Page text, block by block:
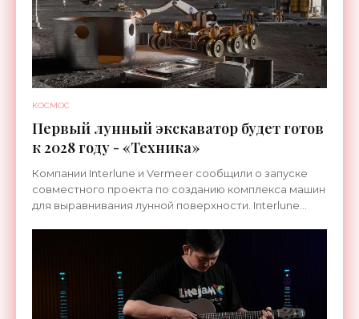
КОСМОС
Первый лунный экскаватор будет готов
к 2028 году - «Техника»
Компании Interlune и Vermeer сообщили о запуске
совместного проекта по созданию комплекса машин
для выравнивания лунной поверхности. Interlune